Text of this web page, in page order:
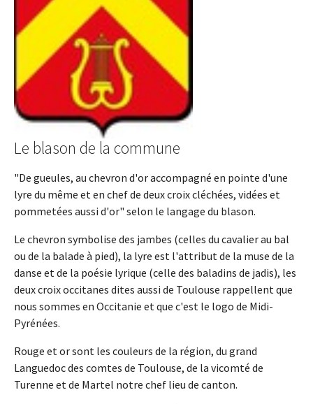
Le blason de la commune
"De gueules, au chevron d'or accompagné en pointe d'une
lyre du même et en chef de deux croix cléchées, vidées et
pommetées aussi d'or" selon le langage du blason.
Le chevron symbolise des jambes (celles du cavalier au bal
ou de la balade à pied), la lyre est l'attribut de la muse de la
danse et de la poésie lyrique (celle des baladins de jadis), les
deux croix occitanes dites aussi de Toulouse rappellent que
nous sommes en Occitanie et que c'est le logo de Midi-
Pyrénées.
Rouge et or sont les couleurs de la région, du grand
Languedoc des comtes de Toulouse, de la vicomté de
Turenne et de Martel notre chef lieu de canton.